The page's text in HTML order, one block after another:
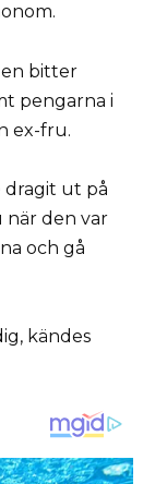
bitter
pengarna i
ex-fru.
dragit ut på
den var
och gå
kändes